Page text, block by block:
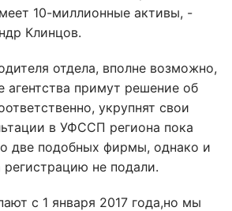
10-миллионные активы, -
Клинцов.
отдела, вполне возможно,
агентства примут решение об
укрупнят свои
в УФССП региона пока
две подобных фирмы, однако и
не подали.
с 1 января 2017 года,но мы